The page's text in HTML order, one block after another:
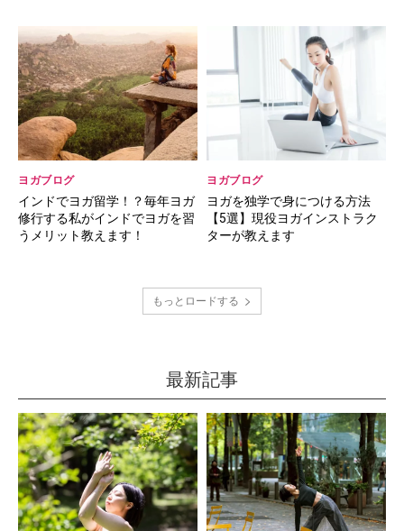
ヨガブログ
インドでヨガ留学！？毎年ヨガ
修行する私がインドでヨガを習
うメリット教えます！
ヨガブログ
ヨガを独学で身につける方法
【5選】現役ヨガインストラク
ターが教えます
もっとロードする
最新記事